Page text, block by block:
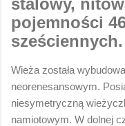
pojemności
sześciennych.
Wieża została
neorenesansowym.
niesymetryczną
namiotowym. W dolnej